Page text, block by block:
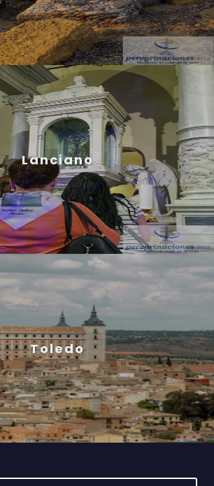
Lanciano
Toledo